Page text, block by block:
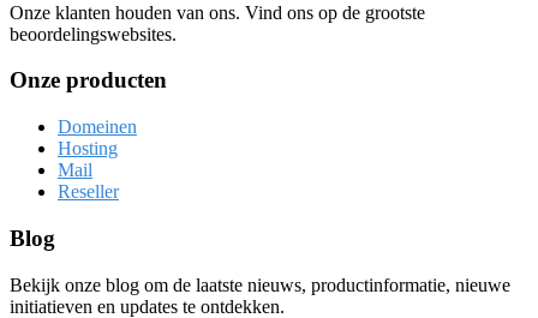
Onze klanten houden van ons. Vind ons op de grootste
beoordelingswebsites.
Onze producten
Domeinen
Hosting
Mail
Reseller
Blog
Bekijk onze blog om de laatste nieuws, productinformatie, nieuwe
initiatieven en updates te ontdekken.